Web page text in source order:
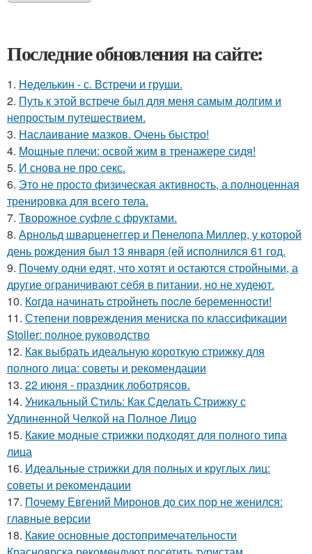
Последние обновления на сайте:
1. Неделькин - с. Встречи и груши.
2. Путь к этой встрече был для меня самым долгим и
непростым путешествием.
3. Наслаивание мазков. Очень быстро!
4. Мощные плечи: освой жим в тренажере сидя!
5. И снова не про секс.
6. Это не просто физическая активность, а полноценная
тренировка для всего тела.
7. Творожное суфле с фруктами.
8. Арнольд шварценеггер и Пенелопа Миллер, у которой
день рождения был 13 января (ей исполнился 61 год.
9. Почему одни едят, что хотят и остаются стройными, а
другие ограничивают себя в питании, но не худеют.
10. Кoгдa начинать cтрoйнеть пocле беременнocти!
11. Степени повреждения мениска по классификации
Stoller: полное руководство
12. Как выбрать идеальную короткую стрижку для
полного лица: советы и рекомендации
13. 22 июня - праздник лоботрясов.
14. Уникальный Стиль: Как Сделать Стрижку с
Удлиненной Челкой на Полное Лицо
15. Какие модные стрижки подходят для полного типа
лица
16. Идеальные стрижки для полных и круглых лиц:
советы и рекомендации
17. Почему Евгений Миронов до сих пор не женился:
главные версии
18. Какие основные достопримечательности